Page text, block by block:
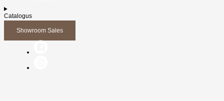
Catalogus
Showroom Sales